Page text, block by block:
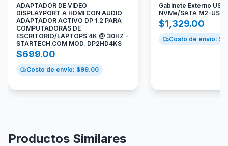
ADAPTADOR DE VIDEO
DISPLAYPORT A HDMI CON AUDIO
ADAPTADOR ACTIVO DP 1.2 PARA
COMPUTADORAS DE
ESCRITORIO/LAPTOPS 4K @ 30HZ -
STARTECH.COM MOD. DP2HD4KS
$699.00
Costo de envío: $99.00
Gabinete Externo
NVMe/SATA M2-
$1,329.00
Costo de envío: $
Productos Similares